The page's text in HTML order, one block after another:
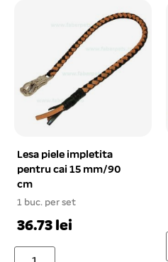
Lesa piele impletita
pentru cai 15 mm/90
cm
1 buc. per set
36.73 lei